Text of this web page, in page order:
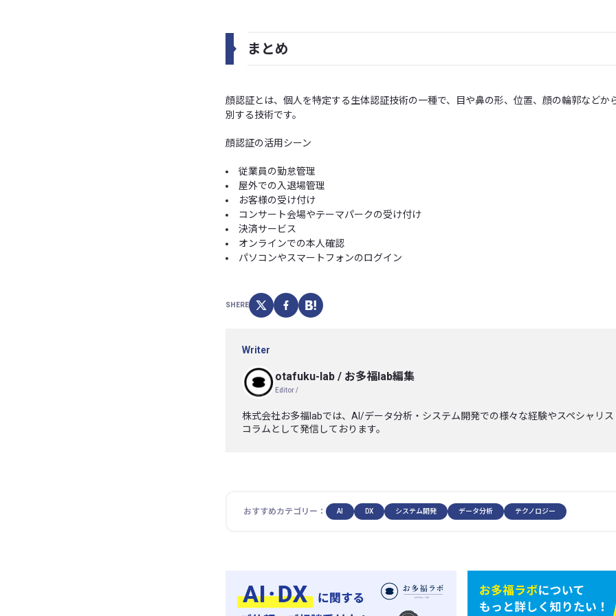
まとめ
顔認証とは、個人を特定する生体認証技術の一種で、目や鼻の形、位置、顔の輪郭などか
別する技術です。
顔認証の活用シーン
従業員の勤怠管理
屋外での入退場管理
お客様の受け付け
コンサート会場やテーマパークの受け付け
決済サービス
オンラインでの本人確認
パソコンやスマートフォンのログイン
SHERE
Writer
otafuku-lab / お多福lab編集
Editor /
株式会社お多福labでは、AI/データ分析・システム開発での様々な経験やスペシャリ
コラムとして発信しております。
おすすめカテゴリー： AI DX システム開発 データ分析 テクノロジー